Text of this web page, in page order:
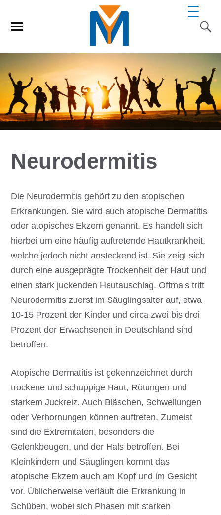
Neurodermitis
Die Neurodermitis gehört zu den atopischen
Erkrankungen. Sie wird auch atopische Dermatitis
oder atopisches Ekzem genannt. Es handelt sich
hierbei um eine häufig auftretende Hautkrankheit,
welche jedoch nicht ansteckend ist. Sie zeigt sich
durch eine ausgeprägte Trockenheit der Haut und
einen stark juckenden Hautauschlag. Oftmals tritt
Neurodermitis zuerst im Säuglingsalter auf, etwa
10-15 Prozent der Kinder und circa zwei bis drei
Prozent der Erwachsenen in Deutschland sind
betroffen.
Atopische Dermatitis ist gekennzeichnet durch
trockene und schuppige Haut, Rötungen und
starkem Juckreiz. Auch Bläschen, Schwellungen
oder Verhornungen können auftreten. Zumeist
sind die Extremitäten, besonders die
Gelenkbeugen, und der Hals betroffen. Bei
Kleinkindern und Säuglingen kommt das
atopische Ekzem auch am Kopf und im Gesicht
vor. Üblicherweise verläuft die Erkrankung in
Schüben, wobei sich Phasen mit starken